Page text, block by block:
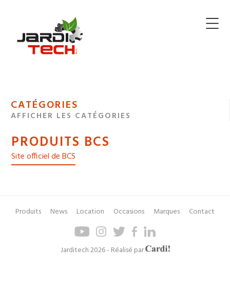
Jarditech
MENU
DE
DES
CATÉGORIES
AFFICHER LES CATÉGORIES
PRODUITS BCS
Site officiel de BCS
Pied
Menu
navigation
Produits News Location Occasions Marques Contact
Jarditech 2026 - Réalisé par
Axel